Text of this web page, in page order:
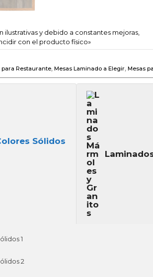
ilustrativas y debido a constantes mejoras,
con el producto físico»
para Restaurante, Mesas Laminado a Elegir, Mesas
Sólidos